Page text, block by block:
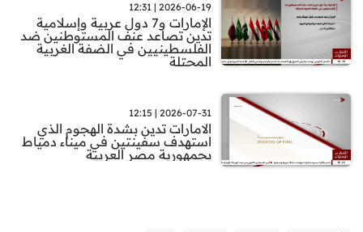
2026-06-19 | 12:31
الإمارات و7 دول عربية وإسلامية
تدين تصاعد عنف المستوطنين ضد
الفلسطينيين في الضفة الغربية
المحتلة
2026-07-31 | 12:15
الامارات تدين بشدة الهجوم الذي
استهدف سفينتين في ميناء دمياط
بجمهورية مصر العربية